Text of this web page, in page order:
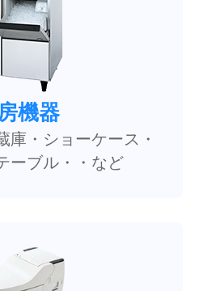
機器
庫・ショーケース・
ーブル・・など